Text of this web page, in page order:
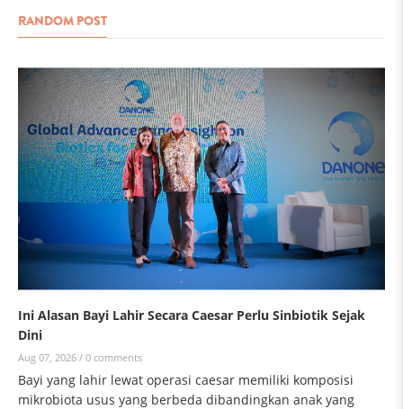
RANDOM POST
Ini Alasan Bayi Lahir Secara Caesar Perlu Sinbiotik Sejak
Dini
Aug 07, 2026 / 0 comments
Bayi yang lahir lewat operasi caesar memiliki komposisi
mikrobiota usus yang berbeda dibandingkan anak yang